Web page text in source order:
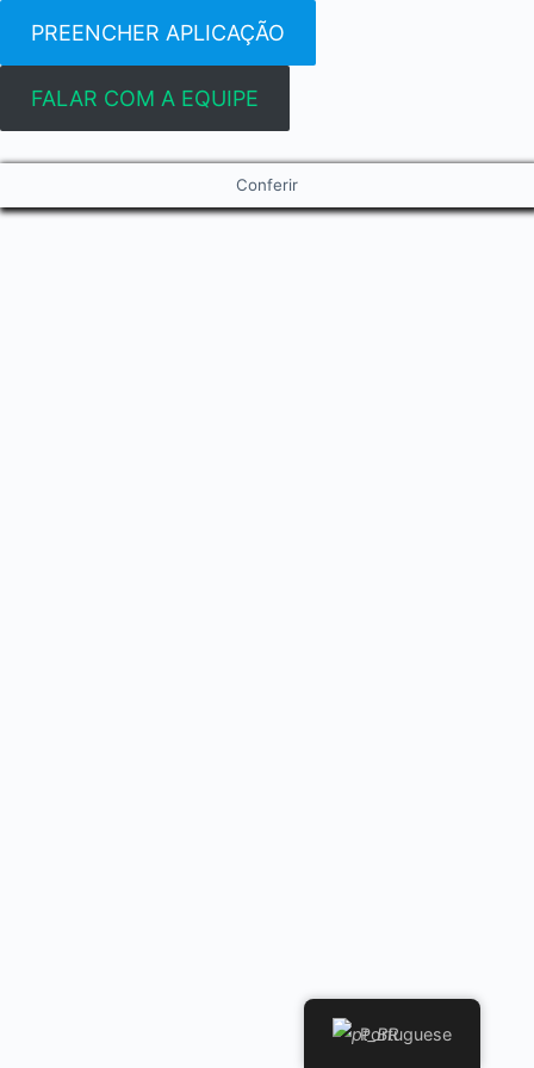
PREENCHER APLICAÇÃO
FALAR COM A EQUIPE
Conferir
Portuguese